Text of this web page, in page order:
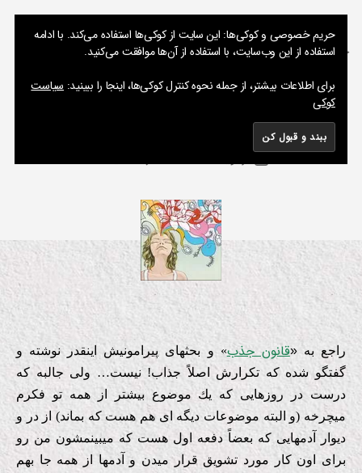
جستجو
نوشته های پراکنده یک مسعود
دسته‌ها
ل
قانون جذب و قانون بزم!!!
نوشته
تاریخ
بزم!!!
راجع به «قانون جذب» و بحثهای پیرامونیش اینقدر نوشته و
گفتگو شده كه تكرارش اصلاً جذاب! نیست… ولی جالبه كه
درست در روزهایی كه یك موضوع بیشتر از همه تو فكرم
میچرخه (و البته موضوعات دیگه ای هم هست كه بماند) از در و
دیوار آدمهایی كه بعضاً دفعه اول هست كه میبینمشون من رو
برای اون كار مورد تشویق قرار میدن و آدمها از همه جا بهم
حریم خصوصی و کوکی‌ها: این سایت از کوکی‌ها استفاده می‌کند. با ادامه
استفاده از این وب‌سایت، با استفاده از آن‌ها موافقت می‌کنید.
برای اطلاعات بیشتر، از جمله نحوه کنترل کوکی‌ها، اینجا را ببینید: سیاست
کوکی